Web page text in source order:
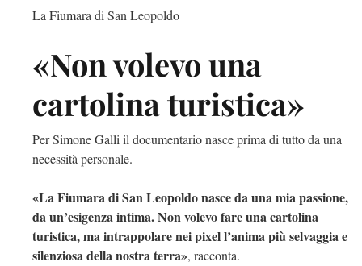
La Fiumara di San Leopoldo
«Non volevo una
cartolina turistica»
Per Simone Galli il documentario nasce prima di tutto da una
necessità personale.
«La Fiumara di San Leopoldo nasce da una mia passione,
da un’esigenza intima. Non volevo fare una cartolina
turistica, ma intrappolare nei pixel l’anima più selvaggia e
silenziosa della nostra terra», racconta.